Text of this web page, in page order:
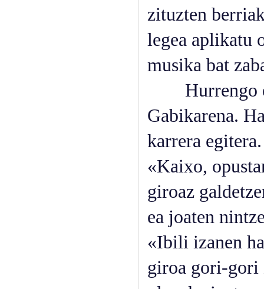
zituzten
legea aplikatu
musika bat
Hurrengo
Gabikarena.
karrera
«Kaixo,
giroaz
ea joaten
«Ibili izanen
giroa gori-gori